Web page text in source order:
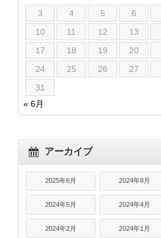
3
4 5 6
10
11 12 13
17
18 19 20
24
25 26 27
31
« 6月
アーカイブ
2025年6月 2024年8月
2024年5月 2024年4月
2024年2月 2024年1月